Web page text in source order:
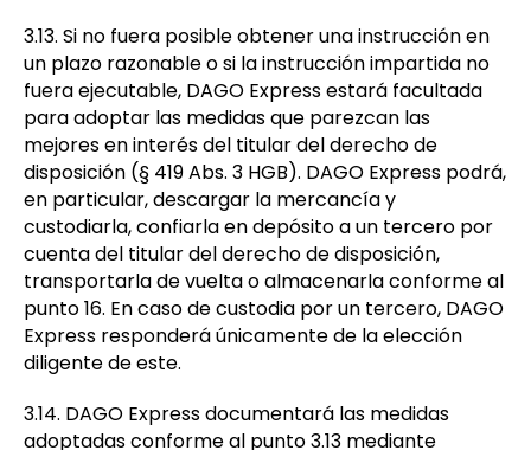
3.13. Si no fuera posible obtener una instrucción en
un plazo razonable o si la instrucción impartida no
fuera ejecutable, DAGO Express estará facultada
para adoptar las medidas que parezcan las
mejores en interés del titular del derecho de
disposición (§ 419 Abs. 3 HGB). DAGO Express podrá,
en particular, descargar la mercancía y
custodiarla, confiarla en depósito a un tercero por
cuenta del titular del derecho de disposición,
transportarla de vuelta o almacenarla conforme al
punto 16. En caso de custodia por un tercero, DAGO
Express responderá únicamente de la elección
diligente de este.
3.14. DAGO Express documentará las medidas
adoptadas conforme al punto 3.13 mediante